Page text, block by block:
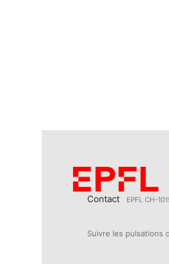
Contact EPFL CH-
Suivre les pulsations